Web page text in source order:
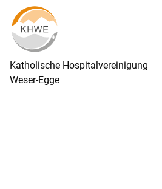
Katholische Hospitalvereinigung
Weser-Egge